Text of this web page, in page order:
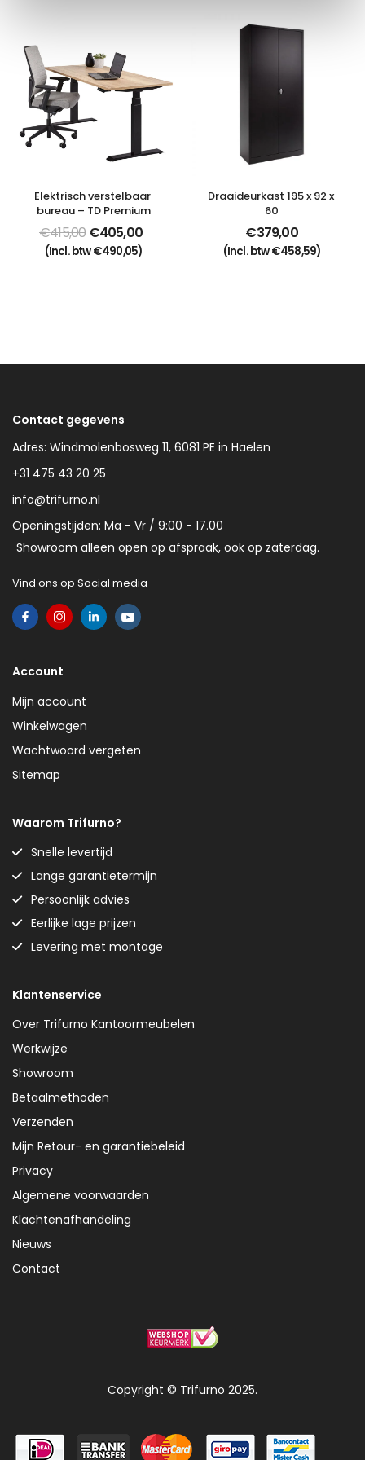
Elektrisch verstelbaar
bureau – TD Premium
€415,00 €405,00
(Incl. btw€490,05)
Draaideurkast 195 x 92 x
60
€379,00
(Incl. btw€458,59)
Contact gegevens
Adres: Windmolenbosweg 11, 6081 PE in Haelen
+31 475 43 20 25
info@trifurno.nl
Openingstijden: Ma - Vr / 9:00 - 17.00
Showroom alleen open op afspraak, ook op zaterdag.
Vind ons op Social media
Account
Mijn account
Winkelwagen
Wachtwoord vergeten
Sitemap
Waarom Trifurno?
Snelle levertijd
Lange garantietermijn
Persoonlijk advies
Eerlijke lage prijzen
Levering met montage
Klantenservice
Over Trifurno Kantoormeubelen
Werkwijze
Showroom
Betaalmethoden
Verzenden
Mijn Retour- en garantiebeleid
Privacy
Algemene voorwaarden
Klachtenafhandeling
Nieuws
Contact
Copyright © Trifurno 2025.